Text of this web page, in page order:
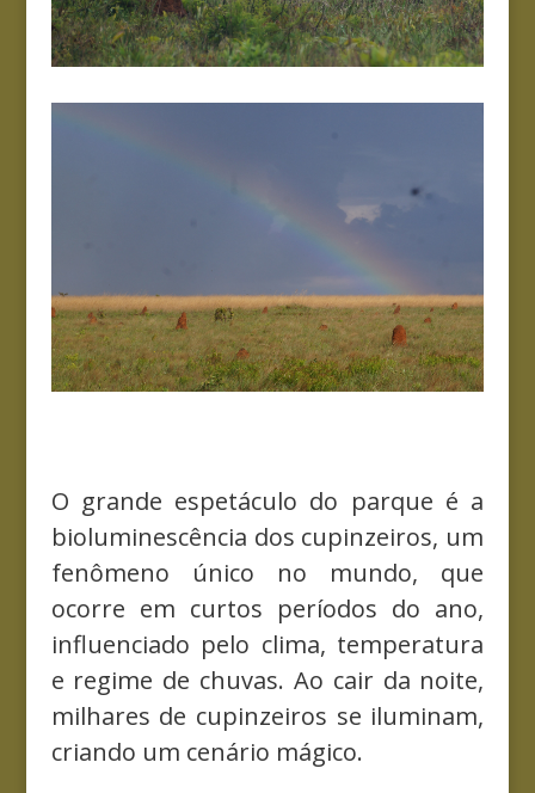
O grande espetáculo do parque é a
bioluminescência dos cupinzeiros, um
fenômeno único no mundo, que
ocorre em curtos períodos do ano,
influenciado pelo clima, temperatura
e regime de chuvas. Ao cair da noite,
milhares de cupinzeiros se iluminam,
criando um cenário mágico.